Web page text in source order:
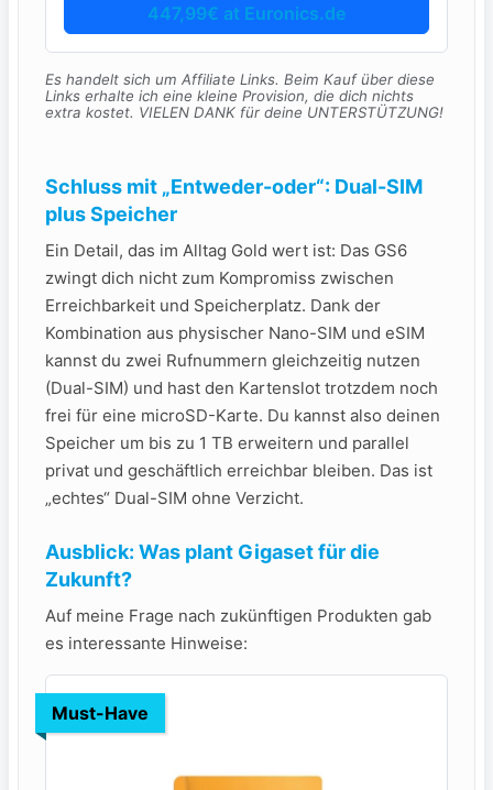
447,99€ at Euronics.de
Es handelt sich um Affiliate Links. Beim Kauf über diese
Links erhalte ich eine kleine Provision, die dich nichts
extra kostet. VIELEN DANK für deine UNTERSTÜTZUNG!
Schluss mit „Entweder-oder“: Dual-SIM
plus Speicher
Ein Detail, das im Alltag Gold wert ist: Das GS6
zwingt dich nicht zum Kompromiss zwischen
Erreichbarkeit und Speicherplatz. Dank der
Kombination aus physischer Nano-SIM und eSIM
kannst du zwei Rufnummern gleichzeitig nutzen
(Dual-SIM) und hast den Kartenslot trotzdem noch
frei für eine microSD-Karte. Du kannst also deinen
Speicher um bis zu 1 TB erweitern und parallel
privat und geschäftlich erreichbar bleiben. Das ist
„echtes“ Dual-SIM ohne Verzicht.
Ausblick: Was plant Gigaset für die
Zukunft?
Auf meine Frage nach zukünftigen Produkten gab
es interessante Hinweise:
Must-Have